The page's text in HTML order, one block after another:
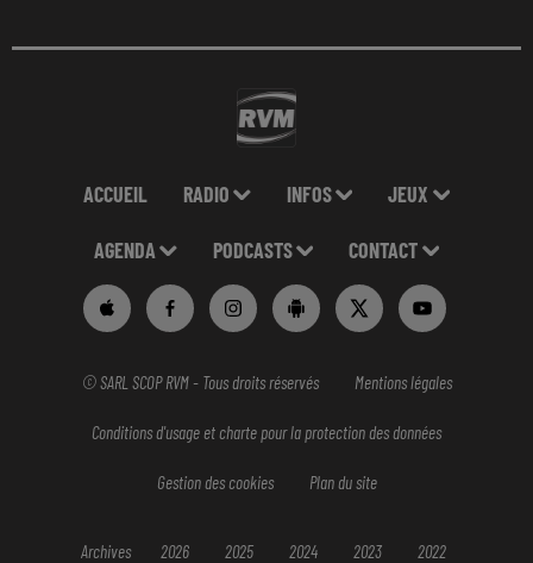
ACCUEIL RADIO INFOS JEUX
AGENDA PODCASTS CONTACT
© SARL SCOP RVM - Tous droits réservés Mentions légales
Conditions d'usage et charte pour la protection des données
Gestion des cookies Plan du site
Archives 2026 2025 2024 2023 2022